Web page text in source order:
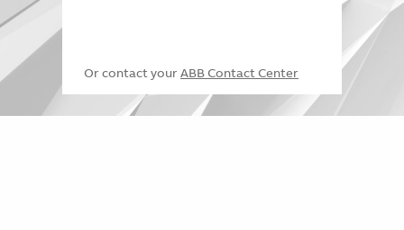
Or contact your ABB Contact Center